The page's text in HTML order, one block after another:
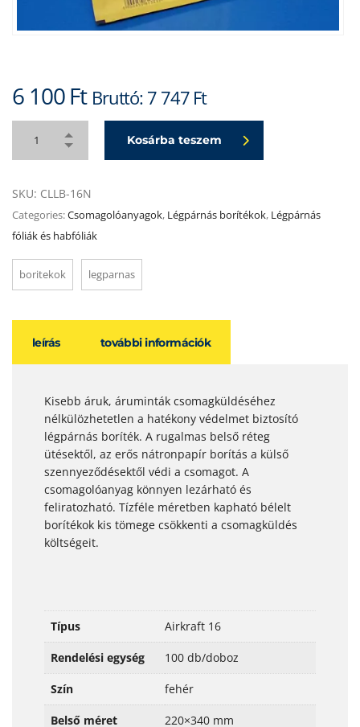
6 100Ft Bruttó:7 747Ft
Kosárba teszem
SKU: CLLB-16N
Categories:Csomagolóanyagok, Légpárnás borítékok, Légpárnás
fóliák és habfóliák
boritekok legparnas
leírás további információk
Kisebb áruk, áruminták csomagküldéséhez
nélkülözhetetlen a hatékony védelmet biztosító
légpárnás boríték. A rugalmas belső réteg
ütésektől, az erős nátronpapír borítás a külső
szennyeződésektől védi a csomagot. A
csomagolóanyag könnyen lezárható és
feliratozható. Tízféle méretben kapható bélelt
borítékok kis tömege csökkenti a csomagküldés
költségeit.
Típus Airkraft 16
Rendelési egység 100 db/doboz
Szín fehér
Belső méret 220×340 mm